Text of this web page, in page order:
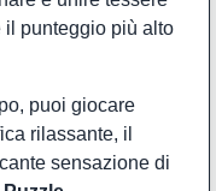
punteggio più alto
puoi giocare
rilassante, il
sensazione di